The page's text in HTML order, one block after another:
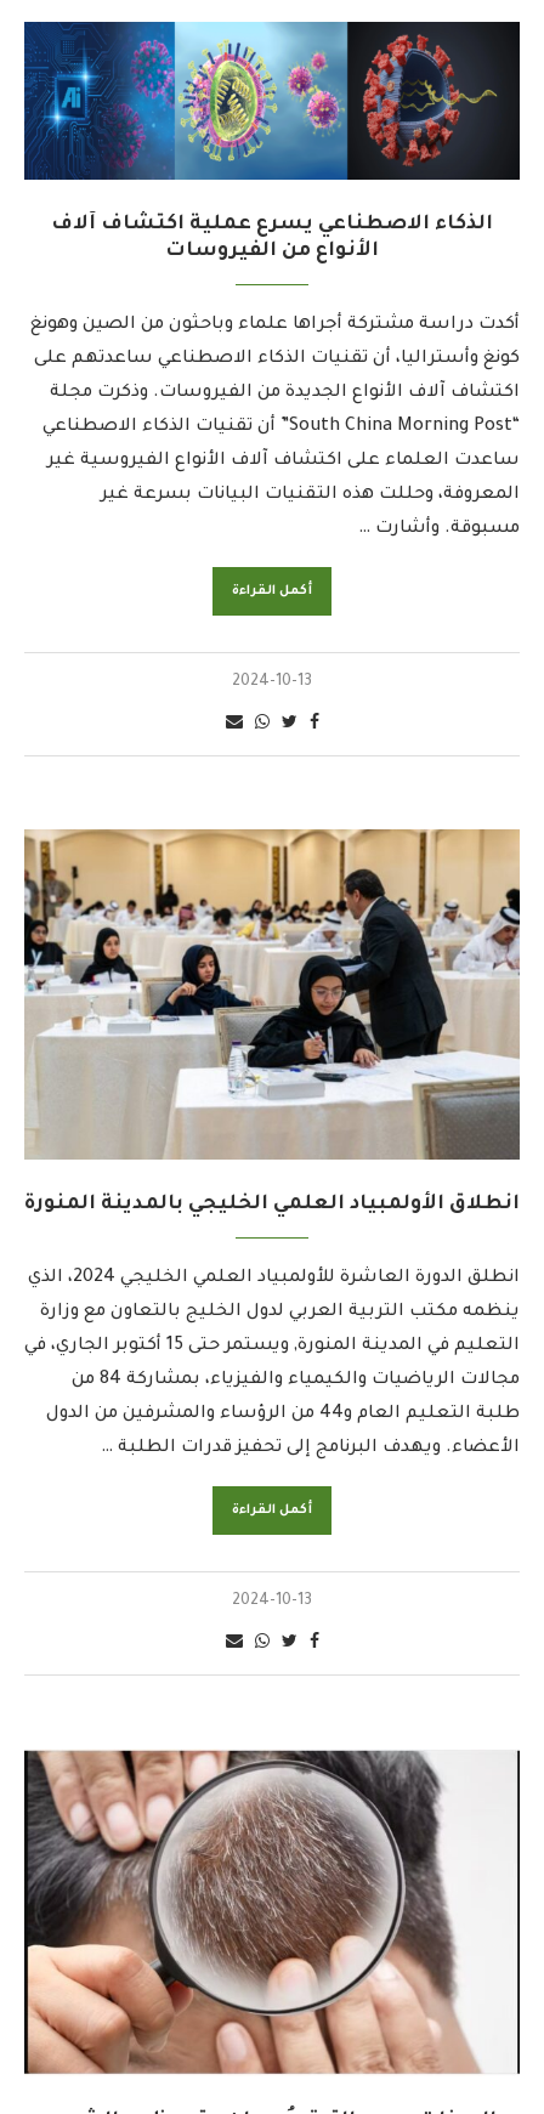
الذكاء الاصطناعي يسرع عملية اكتشاف آلاف
الأنواع من الفيروسات
أكدت دراسة مشتركة أجراها علماء وباحثون من الصين وهونغ
كونغ وأستراليا، أن تقنيات الذكاء الاصطناعي ساعدتهم على
اكتشاف آلاف الأنواع الجديدة من الفيروسات. وذكرت مجلة
“South China Morning Post” أن تقنيات الذكاء الاصطناعي
ساعدت العلماء على اكتشاف آلاف الأنواع الفيروسية غير
المعروفة، وحللت هذه التقنيات البيانات بسرعة غير
مسبوقة. وأشارت …
أكمل القراءة
2024-10-13
انطلاق الأولمبياد العلمي الخليجي بالمدينة المنورة
انطلق ‫الدورة العاشرة للأولمبياد العلمي الخليجي 2024، الذي
ينظمه مكتب التربية العربي لدول الخليج بالتعاون مع وزارة
التعليم في المدينة المنورة, ويستمر حتى 15 أكتوبر الجاري، في
مجالات الرياضيات والكيمياء والفيزياء، بمشاركة 84 من
طلبة التعليم العام و44 من الرؤساء والمشرفين من الدول
الأعضاء. ويهدف البرنامج إلى تحفيز قدرات الطلبة …
أكمل القراءة
2024-10-13